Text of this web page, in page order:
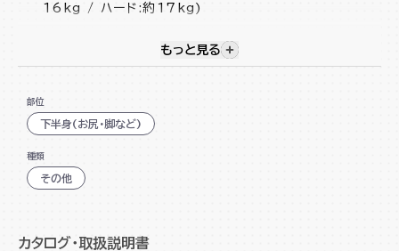
16kg / ハード:約17kg)
収納袋付
視覚的に非表示のコンテンツを
もっと見る
部位
下半身(お尻・脚など)
種類
その他
カタログ・取扱説明書